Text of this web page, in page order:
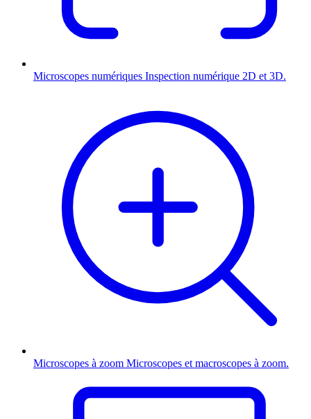
Microscopes numériques Inspection numérique 2D et 3D.
Microscopes à zoom Microscopes et macroscopes à zoom.